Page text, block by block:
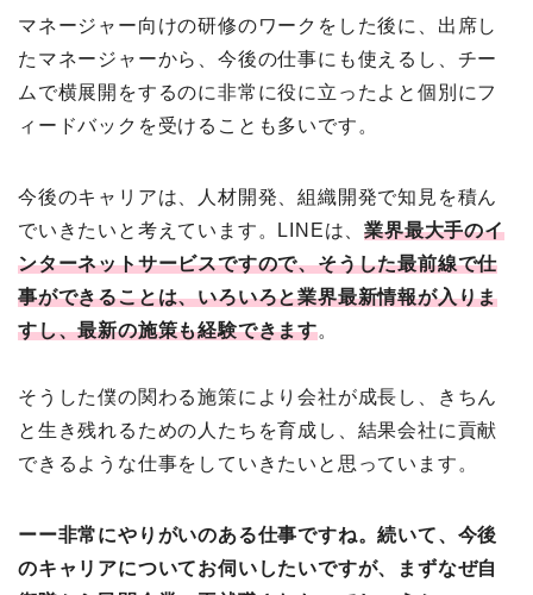
マネージャー向けの研修のワークをした後に、出席し
たマネージャーから、今後の仕事にも使えるし、チー
ムで横展開をするのに非常に役に立ったよと個別にフ
ィードバックを受けることも多いです。
今後のキャリアは、人材開発、組織開発で知見を積ん
でいきたいと考えています。LINEは、業界最大手のイ
ンターネットサービスですので、そうした最前線で仕
事ができることは、いろいろと業界最新情報が入りま
すし、最新の施策も経験できます。
そうした僕の関わる施策により会社が成長し、きちん
と生き残れるための人たちを育成し、結果会社に貢献
できるような仕事をしていきたいと思っています。
ーー非常にやりがいのある仕事ですね。続いて、今後
のキャリアについてお伺いしたいですが、まずなぜ自